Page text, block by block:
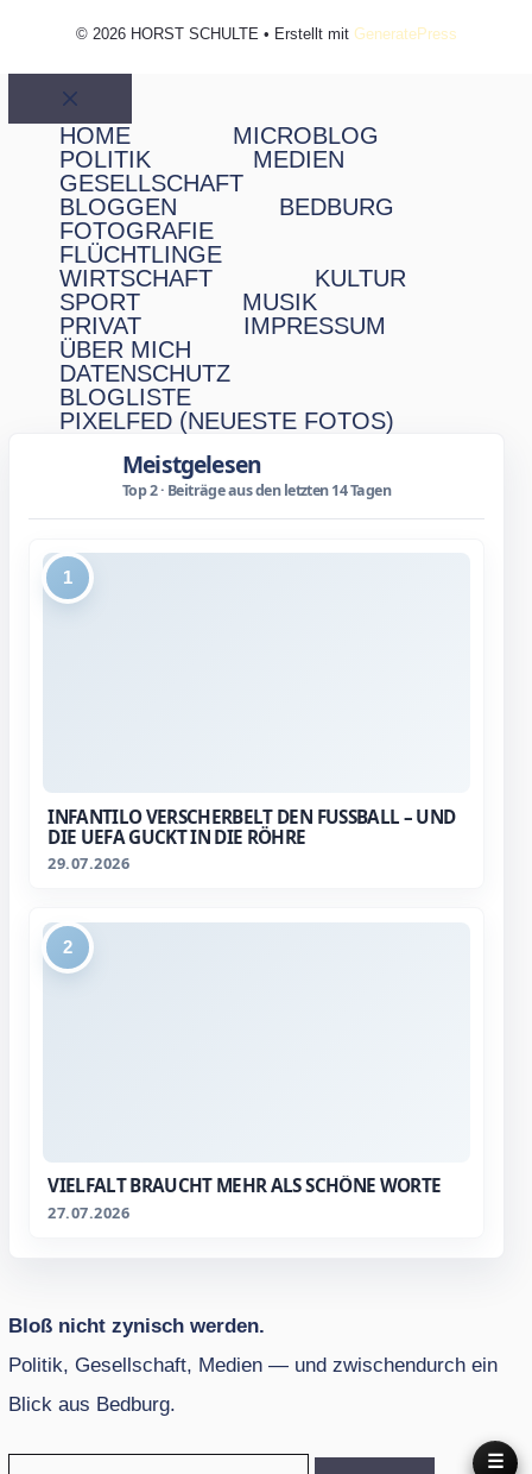
© 2026 HORST SCHULTE • Erstellt mit GeneratePress
Schließen
HOME
MICROBLOG
POLITIK
MEDIEN
GESELLSCHAFT
BLOGGEN
BEDBURG
FOTOGRAFIE
FLÜCHTLINGE
WIRTSCHAFT
KULTUR
SPORT
MUSIK
PRIVAT
IMPRESSUM
ÜBER MICH
DATENSCHUTZ
BLOGLISTE
PIXELFED (NEUESTE FOTOS)
Meistgelesen
Top 2 · Beiträge aus den letzten 14 Tagen
1
INFANTILO VERSCHERBELT DEN FUSSBALL – UND D
IE UEFA GUCKT IN DIE RÖHRE
29.07.2026
2
VIELFALT BRAUCHT MEHR ALS SCHÖNE WORTE
27.07.2026
Bloß nicht zynisch werden.
Politik, Gesellschaft, Medien — und zwischendurch ein
Blick aus Bedburg.
☰